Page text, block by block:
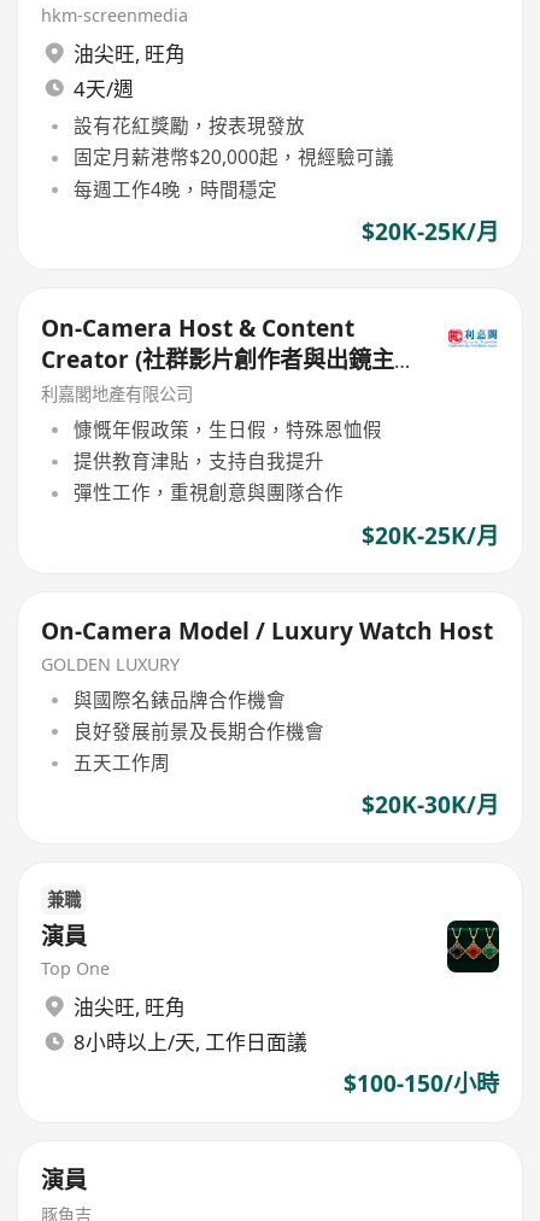
hkm-screenmedia
油尖旺, 旺角
4天/週
設有花紅獎勵，按表現發放
固定月薪港幣$20,000起，視經驗可議
每週工作4晚，時間穩定
$20K-25K/月
On-Camera Host & Content
Creator (社群影片創作者與出鏡主
持)
利嘉閣地產有限公司
慷慨年假政策，生日假，特殊恩恤假
提供教育津貼，支持自我提升
彈性工作，重視創意與團隊合作
$20K-25K/月
On-Camera Model / Luxury Watch Host
GOLDEN LUXURY
與國際名錶品牌合作機會
良好發展前景及長期合作機會
五天工作周
$20K-30K/月
兼職
演員
Top One
油尖旺, 旺角
8小時以上/天, 工作日面議
$100-150/小時
演員
豚魚吉